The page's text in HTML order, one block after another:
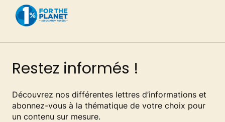
Restez informés !
Découvrez nos différentes lettres d’informations et
abonnez-vous à la thématique de votre choix pour
un contenu sur mesure.